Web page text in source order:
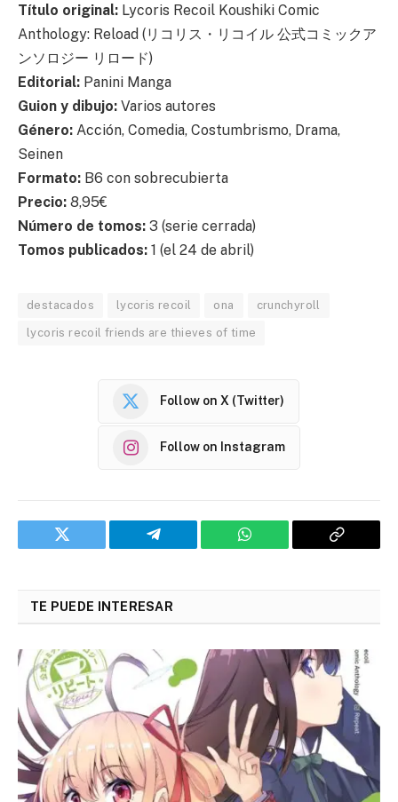
Título original: Lycoris Recoil Koushiki Comic
Anthology: Reload (リコリス・リコイル 公式コミックア
ンソロジー リロード)
Editorial: Panini Manga
Guion y dibujo: Varios autores
Género: Acción, Comedia, Costumbrismo, Drama,
Seinen
Formato: B6 con sobrecubierta
Precio: 8,95€
Número de tomos: 3 (serie cerrada)
Tomos publicados: 1 (el 24 de abril)
destacados lycoris recoil ona crunchyroll
lycoris recoil friends are thieves of time
Follow on X (Twitter)
Follow on Instagram
Twitter Telegram WhatsApp
Copy
TE PUEDE INTERESAR